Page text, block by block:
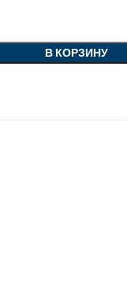
В КОРЗИНУ